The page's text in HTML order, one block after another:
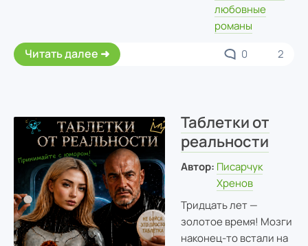
любовные
романы
Читать далее 0 2
Таблетки от
реальности
Автор: Писарчук
Хренов
Тридцать лет —
золотое время! Мозги
наконец-то встали на